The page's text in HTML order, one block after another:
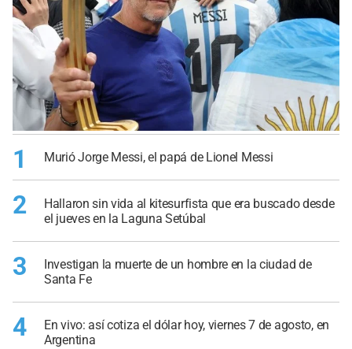
1 Murió Jorge Messi, el papá de Lionel Messi
2
Hallaron sin vida al kitesurfista que era buscado desde
el jueves en la Laguna Setúbal
3
Investigan la muerte de un hombre en la ciudad de
Santa Fe
4
En vivo: así cotiza el dólar hoy, viernes 7 de agosto, en
Argentina